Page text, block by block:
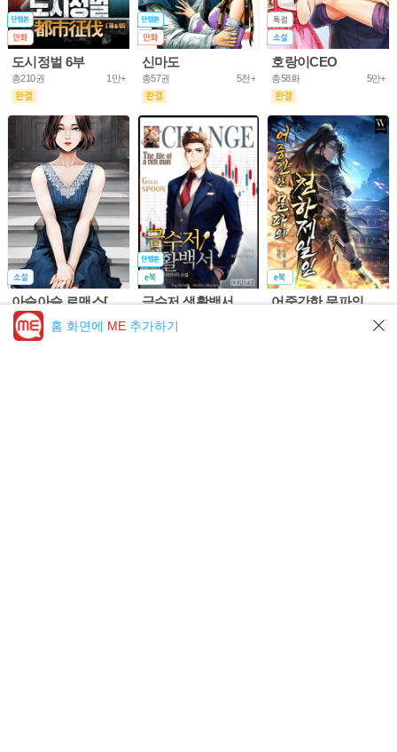
도시정벌 6부
총210권 1만+
신마도
총57권 5천+
호랑이CEO
총58화 5만+
아슬아슬 로맨스[개정판]
총61화
금수저 생활백서 어중간한 문파의 천하제일인
5만+
홈 화면에 ME 추가하기